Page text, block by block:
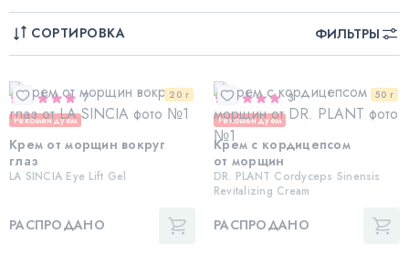
СОРТИРОВКА ФИЛЬТРЫ
20 г
7
Рекомендуем
Крем от морщин вокруг
глаз
LA SINCIA Eye Lift Gel
РАСПРОДАНО
50 г
3
Рекомендуем
Крем с кордицепсом
от морщин
DR. PLANT Cordyceps Sinensis
Revitalizing Cream
РАСПРОДАНО